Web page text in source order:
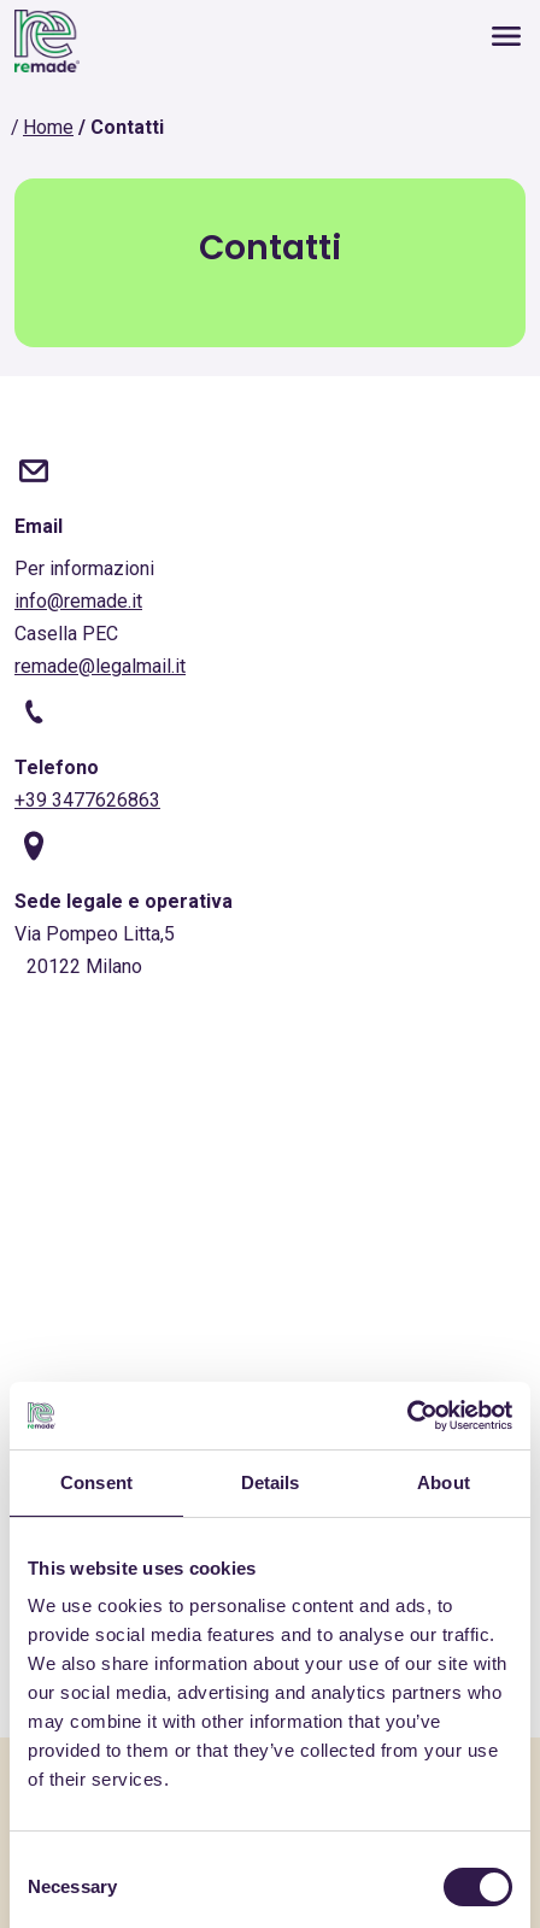
Consent Details About
This website uses cookies
We use cookies to personalise content and ads, to
provide social media features and to analyse our traffic.
We also share information about your use of our site with
our social media, advertising and analytics partners who
may combine it with other information that you’ve
provided to them or that they’ve collected from your use
of their services.
Selection
Necessary
Home Contatti
Contatti
Email
Per informazioni
info@remade.it
Casella PEC
remade@legalmail.it
Telefono
+39 3477626863
Sede legale e operativa
Via Pompeo Litta,5
20122 Milano
contattato